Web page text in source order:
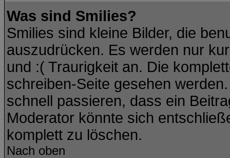
Was sind Smilies?
Smilies sind kleine Bilder, die
auszudrücken. Es werden nur
und :( Traurigkeit an. Die
schreiben-Seite gesehen
schnell passieren, dass ein
Moderator könnte sich
komplett zu löschen.
Nach oben